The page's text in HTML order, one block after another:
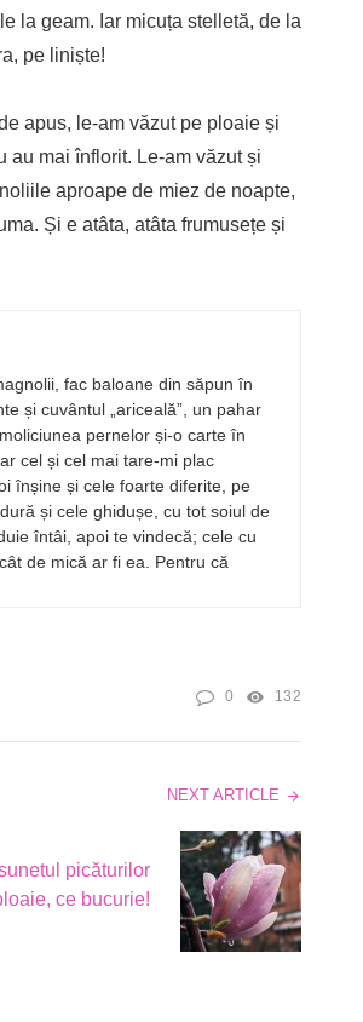
la geam. Iar micuța stelletă, de la
pe liniște!
apus, le-am văzut pe ploaie și
au mai înflorit. Le-am văzut și
aproape de miez de noapte,
Și e atâta, atâta frumusețe și
fac baloane din săpun în
și cuvântul „ariceală”, un pahar
pernelor și-o carte în
cel și cel mai tare-mi plac
înșine și cele foarte diferite, pe
și cele ghidușe, cu tot soiul de
întâi, apoi te vindecă; cele cu
de mică ar fi ea. Pentru că
0 132
NEXT ARTICLE
picăturilor
ce bucurie!